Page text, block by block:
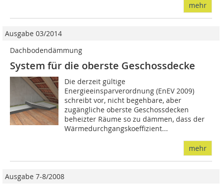
mehr
Ausgabe 03/2014
Dachbodendämmung
System für die oberste Geschossdecke
Die derzeit gültige
Energieeinsparverordnung (EnEV 2009)
schreibt vor, nicht begehbare, aber
zugängliche oberste Geschossdecken
beheizter Räume so zu dämmen, dass der
Wärmedurchgangskoeffizient...
mehr
Ausgabe 7-8/2008